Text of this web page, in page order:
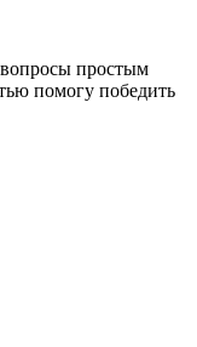
простым
помогу победить